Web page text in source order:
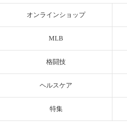
オンラインショップ
MLB
格闘技
ヘルスケア
特集